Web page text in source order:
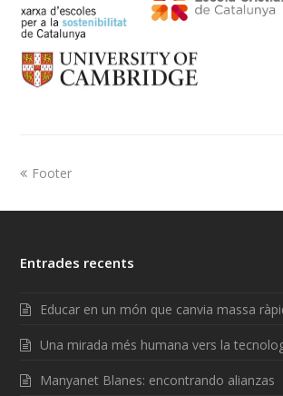
Footer
Entrades recents
Educar en un món que canvia massa
Una mirada més humana vers la
Manyanet Blanes: encontrando alianzas